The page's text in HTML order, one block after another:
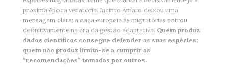
próxima época venatória. Jacinto Amaro deixou uma
mensagem clara: a caça europeia às migratórias entrou
definitivamente na era da gestão adaptativa. Quem produz
dados científicos consegue defender as suas espécies;
quem não produz limita-se a cumprir as
“recomendações” tomadas por outros.